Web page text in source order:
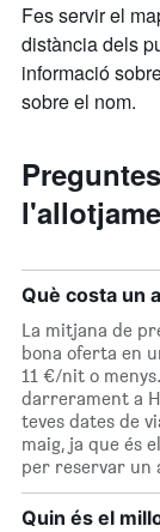
Fes servir el
distància dels
informació
sobre el nom.
Què costa un
La mitjana de
bona oferta en
11 €/nit o
darrerament a
teves dates de
maig, ja que és
per reservar un
Quin és el